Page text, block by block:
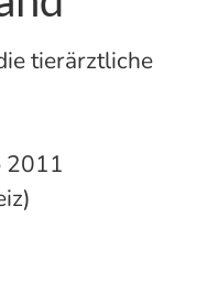
tierärztliche
2011